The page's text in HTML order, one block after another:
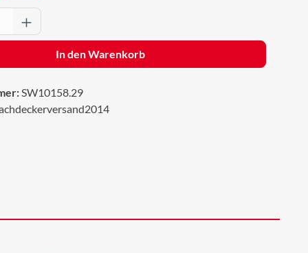
Gib den gewünschten Wert ein
In den Warenkorb
SW10158.29